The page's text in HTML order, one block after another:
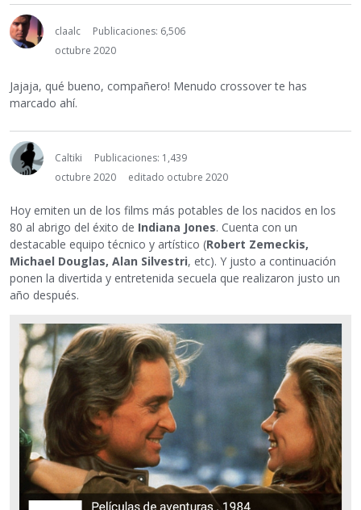
claalc
Publicaciones: 6,506
octubre 2020
Jajaja, qué bueno, compañero! Menudo crossover te has
marcado ahí.
Caltiki
Publicaciones: 1,439
octubre 2020
editado octubre 2020
Hoy emiten un de los films más potables de los nacidos en los
80 al abrigo del éxito de Indiana Jones. Cuenta con un
destacable equipo técnico y artístico (Robert Zemeckis,
Michael Douglas, Alan Silvestri, etc). Y justo a continuación
ponen la divertida y entretenida secuela que realizaron justo un
año después.